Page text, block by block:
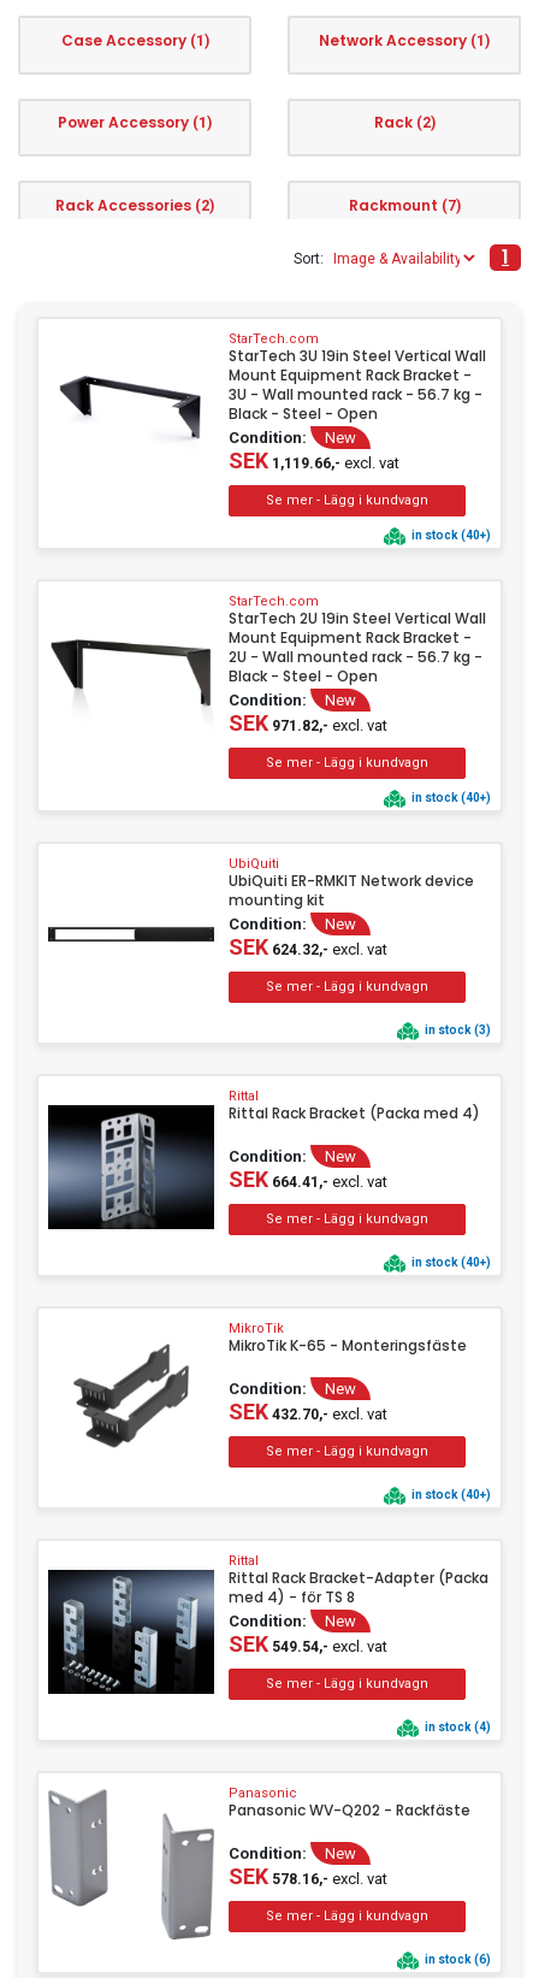
Case Accessory (1) Network Accessory (1)
Power Accessory (1) Rack (2)
Rack Accessories (2) Rackmount (7)
Sort: 1
StarTech.com
StarTech 3U 19in Steel Vertical Wall
Mount Equipment Rack Bracket -
3U - Wall mounted rack - 56.7 kg -
Black - Steel - Open
Condition: New
SEK1,119.66,- excl. vat
in stock (40+)
StarTech.com
StarTech 2U 19in Steel Vertical Wall
Mount Equipment Rack Bracket -
2U - Wall mounted rack - 56.7 kg -
Black - Steel - Open
Condition: New
SEK971.82,- excl. vat
in stock (40+)
UbiQuiti
UbiQuiti ER-RMKIT Network device
mounting kit
Condition: New
SEK624.32,- excl. vat
in stock (3)
Rittal
Rittal Rack Bracket (Packa med 4)
Condition: New
SEK664.41,- excl. vat
in stock (40+)
MikroTik
MikroTik K-65 - Monteringsfäste
Condition: New
SEK432.70,- excl. vat
in stock (40+)
Rittal
Rittal Rack Bracket-Adapter (Packa
med 4) - för TS 8
Condition: New
SEK549.54,- excl. vat
in stock (4)
Panasonic
Panasonic WV-Q202 - Rackfäste
Condition: New
SEK578.16,- excl. vat
in stock (6)